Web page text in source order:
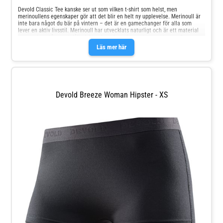
Läs mer här
Devold Classic Tee kanske ser ut som vilken t-shirt som helst, men
merinoullens egenskaper gör att det blir en helt ny upplevelse. Merinoull är
inte bara något du bär på vintern – det är en gamechanger för alla som
lever en aktiv livsstil. Merinoull har utvecklats naturligt och är ett material
behov. Med sin avslappnade och tidlösa design är dessa plagg redo för allt.
100% merinoull 150 g/m2 17,5 mikron
Devold Breeze Woman Hipster - XS